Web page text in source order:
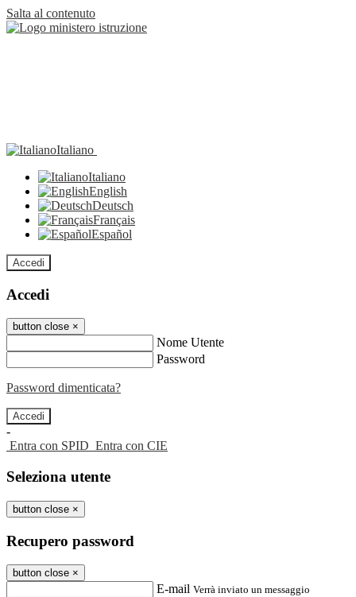
Salta al contenuto
Italiano
Italiano
English
Deutsch
Français
Español
Accedi
Accedi
button close ×
Nome Utente
Password
Password dimenticata?
-
Entra con SPID Entra con CIE
Seleziona utente
button close ×
Recupero password
button close ×
E-mail Verrà inviato un messaggio